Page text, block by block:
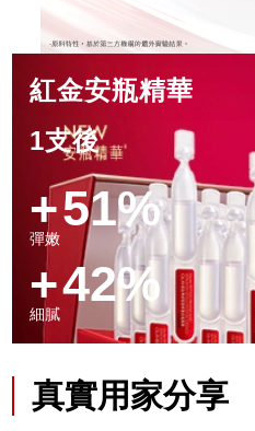
紅金安瓶精華
1支後
+51%
彈嫩
+42%
細膩
真實用家分享